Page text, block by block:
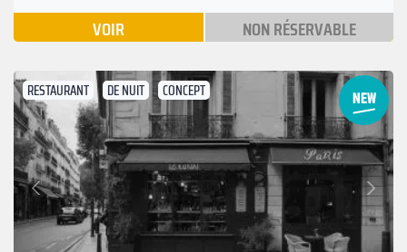
VOIR NON RÉSERVABLE
RESTAURANT DE NUIT CONCEPT
Précédent
Suivant